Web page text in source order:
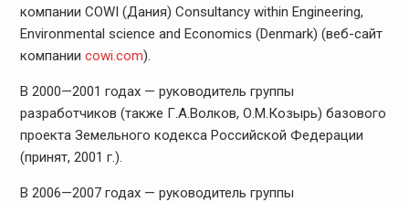
компании COWI (Дания) Consultancy within Engineering,
Environmental science and Economics (Denmark) (веб-сайт
компании cowi.com).
В 2000—2001 годах — руководитель группы
разработчиков (также Г.А.Волков, О.М.Козырь) базового
проекта Земельного кодекса Российской Федерации
(принят, 2001 г.).
В 2006—2007 годах — руководитель группы